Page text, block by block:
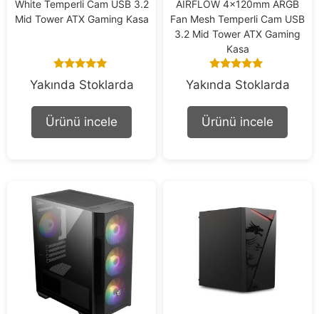
White Temperli Cam USB 3.2
Mid Tower ATX Gaming Kasa
5.00
out of 5
Yakında Stoklarda
Ürünü incele
AIRFLOW 4x120mm ARGB
Fan Mesh Temperli Cam USB
3.2 Mid Tower ATX Gaming
Kasa
5.00
out of 5
Yakında Stoklarda
Ürünü incele